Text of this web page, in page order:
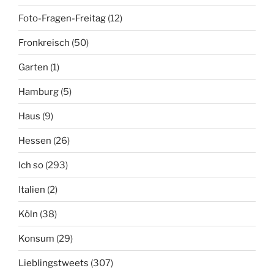
Foto-Fragen-Freitag (12)
Fronkreisch (50)
Garten (1)
Hamburg (5)
Haus (9)
Hessen (26)
Ich so (293)
Italien (2)
Köln (38)
Konsum (29)
Lieblingstweets (307)